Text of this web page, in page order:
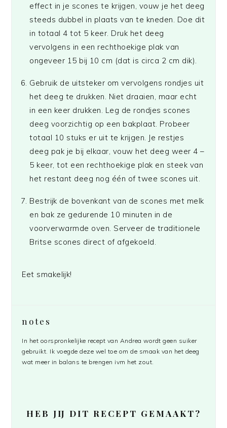
effect in je scones te krijgen, vouw je het deeg
steeds dubbel in plaats van te kneden. Doe dit
in totaal 4 tot 5 keer. Druk het deeg
vervolgens in een rechthoekige plak van
ongeveer 15 bij 10 cm (dat is circa 2 cm dik).
Gebruik de uitsteker om vervolgens rondjes uit
het deeg te drukken. Niet draaien, maar echt
in een keer drukken. Leg de rondjes scones
deeg voorzichtig op een bakplaat. Probeer
totaal 10 stuks er uit te krijgen. Je restjes
deeg pak je bij elkaar, vouw het deeg weer 4 –
5 keer, tot een rechthoekige plak en steek van
het restant deeg nog één of twee scones uit.
Bestrijk de bovenkant van de scones met melk
en bak ze gedurende 10 minuten in de
voorverwarmde oven. Serveer de traditionele
Britse scones direct of afgekoeld.
Eet smakelijk!
notes
In het oorspronkelijke recept van Andrea wordt geen suiker
gebruikt. Ik voegde deze wel toe om de smaak van het deeg
wat meer in balans te brengen ivm het zout.
HEB JIJ DIT RECEPT GEMAAKT?